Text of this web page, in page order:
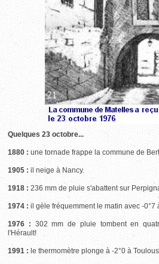
Quelques 23 octobre...
1880 : une tornade frappe la commune de
1905 : il neige à Nancy.
1918 : 236 mm de pluie s'abattent sur
1974 : il gèle fréquemment le matin avec -0°7
1976 : 302 mm de pluie tombent en
l'Hérault!
1991 : le thermomètre plonge à -2°0 à